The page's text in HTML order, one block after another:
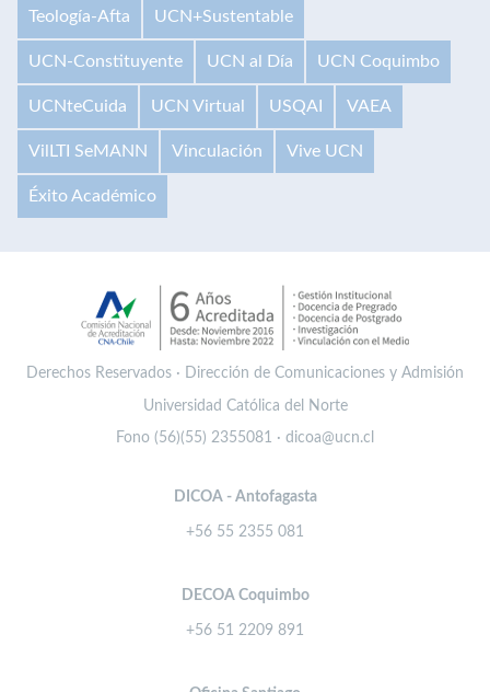
Teología-Afta UCN+Sustentable
UCN-Constituyente UCN al Día UCN Coquimbo
UCNteCuida UCN Virtual USQAI VAEA
VilLTI SeMANN Vinculación Vive UCN
Éxito Académico
Derechos Reservados · Dirección de Comunicaciones y Admisión
Universidad Católica del Norte
Fono (56)(55) 2355081 · dicoa@ucn.cl
DICOA - Antofagasta
+56 55 2355 081
DECOA Coquimbo
+56 51 2209 891